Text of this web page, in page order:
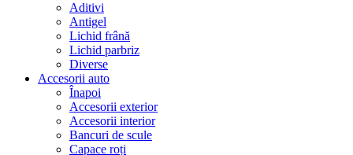
Aditivi
Antigel
Lichid frână
Lichid parbriz
Diverse
Accesorii auto
Înapoi
Accesorii exterior
Accesorii interior
Bancuri de scule
Capace roți